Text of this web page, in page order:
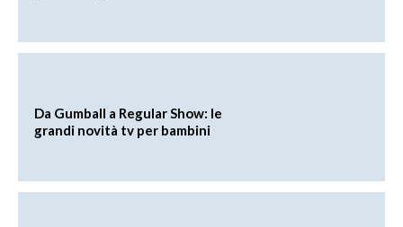
Da Gumball a Regular Show: le
grandi novità tv per bambini